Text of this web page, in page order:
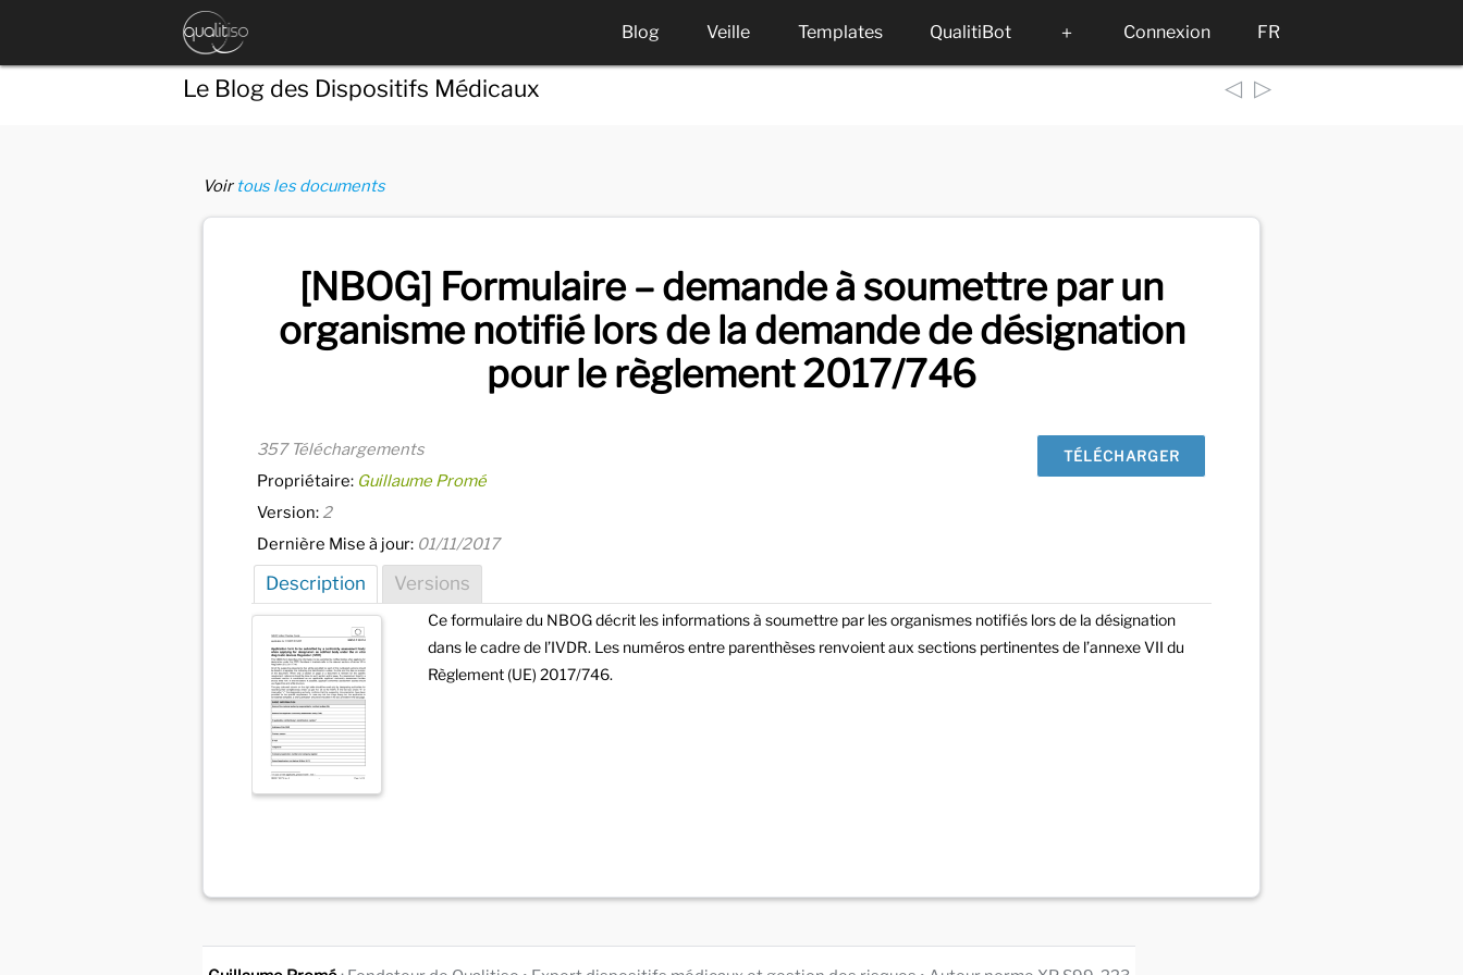
Blog Veille Templates QualitiBot ＋ Connexion FR
Le Blog des Dispositifs Médicaux ◁ ▷
Voir tous les documents
[NBOG] Formulaire – demande à soumettre par un
organisme notifié lors de la demande de désignation
pour le règlement 2017/746
TÉLÉCHARGER
357 Téléchargements
Propriétaire: Guillaume Promé
Version: 2
Dernière Mise à jour: 01/11/2017
Description Versions
Ce formulaire du NBOG décrit les informations à soumettre par les organismes notifiés lors de la désignation
dans le cadre de l’IVDR. Les numéros entre parenthèses renvoient aux sections pertinentes de l’annexe VII du
Règlement (UE) 2017/746.